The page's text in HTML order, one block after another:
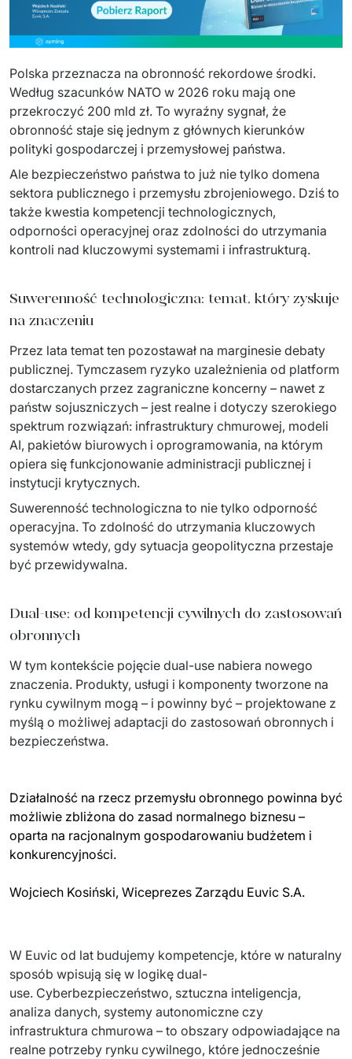
Integracja systemów IT
↳ AI Transformation
↳ AI Consultation
↳ AI Solutions
Migracja Systemów IT
↳ Migracja do chmury Azure
↳ Audyt aplikacji legacy
Dedykowany zespół IT
Staff Augumentation
Infrastruktura IT
Audyty i doradztwo
Managed IT & Outsourcing
Migracje i wdrożenia
Serwis IT i AGD
↳ Serwis RTV i AGD
↳ Serwis IT
Dystrybucja i Produkty
PRODUKTY
Euvic Billing System
IT Service Management - ITSM
Systemy wspomagania decyzji (DSS)
Marketplace
Platformy do współpracy
System Rejestracji Czasu Pracy (EOSIC)
Start-upy i Scale-upy
Sprzęt drukujący - sklep
Polska przeznacza na obronność rekordowe środki.
Według szacunków NATO w 2026 roku mają one
przekroczyć 200 mld zł. To wyraźny sygnał, że
obronność staje się jednym z głównych kierunków
polityki gospodarczej i przemysłowej państwa.
Ale bezpieczeństwo państwa to już nie tylko domena
sektora publicznego i przemysłu zbrojeniowego. Dziś to
także kwestia kompetencji technologicznych,
odporności operacyjnej oraz zdolności do utrzymania
kontroli nad kluczowymi systemami i infrastrukturą.
Suwerenność technologiczna: temat, który zyskuje
na znaczeniu
Przez lata temat ten pozostawał na marginesie debaty
publicznej. Tymczasem ryzyko uzależnienia od platform
dostarczanych przez zagraniczne koncerny – nawet z
państw sojuszniczych – jest realne i dotyczy szerokiego
spektrum rozwiązań: infrastruktury chmurowej, modeli
AI, pakietów biurowych i oprogramowania, na którym
opiera się funkcjonowanie administracji publicznej i
instytucji krytycznych.
Suwerenność technologiczna to nie tylko odporność
operacyjna. To zdolność do utrzymania kluczowych
systemów wtedy, gdy sytuacja geopolityczna przestaje
być przewidywalna.
Dual-use: od kompetencji cywilnych do zastosowań
obronnych
W tym kontekście pojęcie dual-use nabiera nowego
znaczenia. Produkty, usługi i komponenty tworzone na
rynku cywilnym mogą – i powinny być – projektowane z
myślą o możliwej adaptacji do zastosowań obronnych i
bezpieczeństwa.
Działalność na rzecz przemysłu obronnego powinna być
możliwie zbliżona do zasad normalnego biznesu –
oparta na racjonalnym gospodarowaniu budżetem i
konkurencyjności.
Wojciech Kosiński, Wiceprezes Zarządu Euvic S.A.
W Euvic od lat budujemy kompetencje, które w naturalny
sposób wpisują się w logikę dual-
use. Cyberbezpieczeństwo, sztuczna inteligencja,
analiza danych, systemy autonomiczne czy
infrastruktura chmurowa – to obszary odpowiadające na
realne potrzeby rynku cywilnego, które jednocześnie